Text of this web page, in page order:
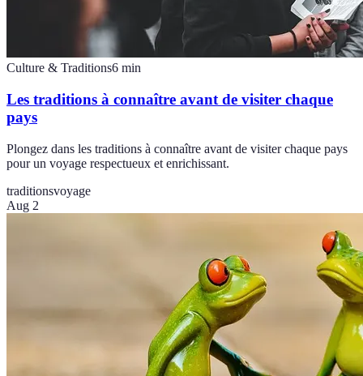
Culture & Traditions6 min
Les traditions à connaître avant de visiter chaque
pays
Plongez dans les traditions à connaître avant de visiter chaque pays
pour un voyage respectueux et enrichissant.
traditionsvoyage
Aug 2